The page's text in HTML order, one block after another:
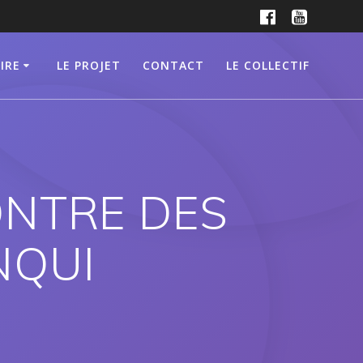
LE PROJET CONTACT LE COLLECTIF
DES